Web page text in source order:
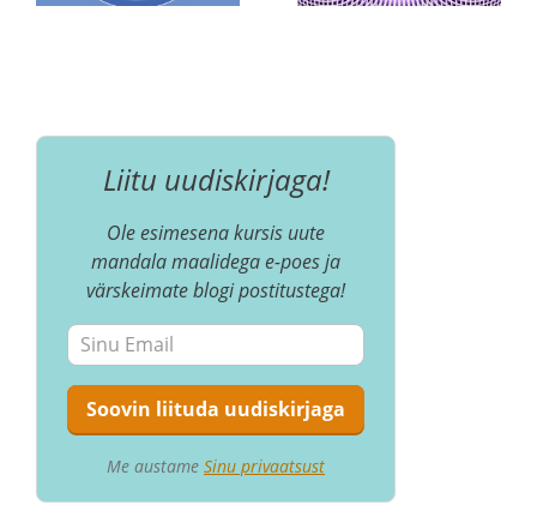
Liitu uudiskirjaga!
Ole esimesena kursis uute
mandala maalidega e-poes ja
värskeimate blogi postitustega!
Me austame Sinu privaatsust